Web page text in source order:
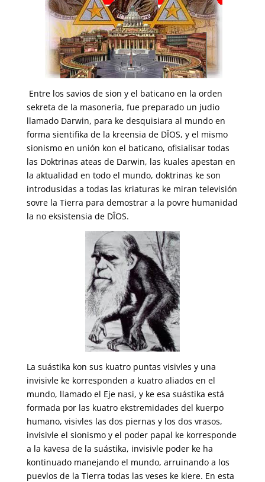
Entre los savios de sion y el baticano en la orden
sekreta de la masoneria, fue preparado un judio
llamado Darwin, para ke desquisiara al mundo en
forma sientifika de la kreensia de DÎOS, y el mismo
sionismo en unión kon el baticano, ofisialisar todas
las Doktrinas ateas de Darwin, las kuales apestan en
la aktualidad en todo el mundo, doktrinas ke son
introdusidas a todas las kriaturas ke miran televisión
sovre la Tierra para demostrar a la povre humanidad
la no eksistensia de DÎOS.
La suástika kon sus kuatro puntas visivles y una
invisivle ke korresponden a kuatro aliados en el
mundo, llamado el Eje nasi, y ke esa suástika está
formada por las kuatro ekstremidades del kuerpo
humano, visivles las dos piernas y los dos vrasos,
invisivle el sionismo y el poder papal ke korresponde
a la kavesa de la suástika, invisivle poder ke ha
kontinuado manejando el mundo, arruinando a los
puevlos de la Tierra todas las veses ke kiere. En esta